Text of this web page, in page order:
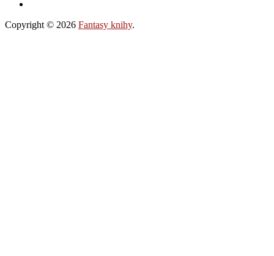
Copyright © 2026 Fantasy knihy.